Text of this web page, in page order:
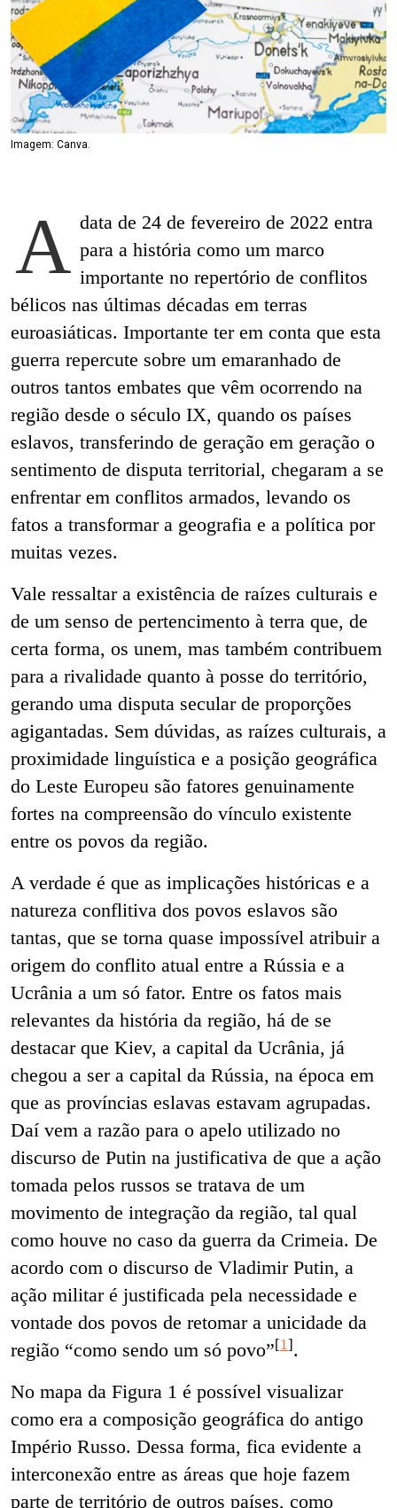
Imagem: Canva.
A data de 24 de fevereiro de 2022 entra
para a história como um marco
importante no repertório de conflitos
bélicos nas últimas décadas em terras
euroasiáticas. Importante ter em conta que esta
guerra repercute sobre um emaranhado de
outros tantos embates que vêm ocorrendo na
região desde o século IX, quando os países
eslavos, transferindo de geração em geração o
sentimento de disputa territorial, chegaram a se
enfrentar em conflitos armados, levando os
fatos a transformar a geografia e a política por
muitas vezes.
Vale ressaltar a existência de raízes culturais e
de um senso de pertencimento à terra que, de
certa forma, os unem, mas também contribuem
para a rivalidade quanto à posse do território,
gerando uma disputa secular de proporções
agigantadas. Sem dúvidas, as raízes culturais, a
proximidade linguística e a posição geográfica
do Leste Europeu são fatores genuinamente
fortes na compreensão do vínculo existente
entre os povos da região.
A verdade é que as implicações históricas e a
natureza conflitiva dos povos eslavos são
tantas, que se torna quase impossível atribuir a
origem do conflito atual entre a Rússia e a
Ucrânia a um só fator. Entre os fatos mais
relevantes da história da região, há de se
destacar que Kiev, a capital da Ucrânia, já
chegou a ser a capital da Rússia, na época em
que as províncias eslavas estavam agrupadas.
Daí vem a razão para o apelo utilizado no
discurso de Putin na justificativa de que a ação
tomada pelos russos se tratava de um
movimento de integração da região, tal qual
como houve no caso da guerra da Crimeia. De
acordo com o discurso de Vladimir Putin, a
ação militar é justificada pela necessidade e
vontade dos povos de retomar a unicidade da
região “como sendo um só povo”[1].
No mapa da Figura 1 é possível visualizar
como era a composição geográfica do antigo
Império Russo. Dessa forma, fica evidente a
interconexão entre as áreas que hoje fazem
parte de território de outros países, como